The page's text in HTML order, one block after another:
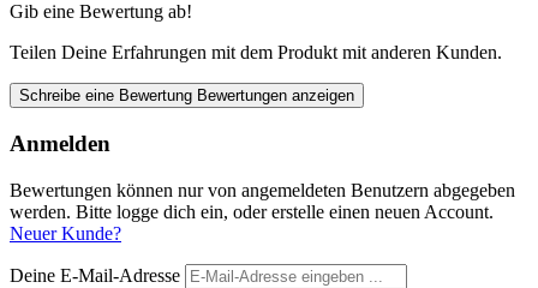
Gib eine Bewertung ab!
Teilen Deine Erfahrungen mit dem Produkt mit anderen Kunden.
Schreibe eine Bewertung Bewertungen anzeigen
Anmelden
Bewertungen können nur von angemeldeten Benutzern abgegeben
werden. Bitte logge dich ein, oder erstelle einen neuen Account.
Neuer Kunde?
Deine E-Mail-Adresse